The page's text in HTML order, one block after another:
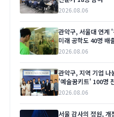
2026.08.06
관악구, 서울대 연계
미래 공학도 40명 배
2026.08.06
관악구, 지역 기업
'예술꿈키트' 100명
2026.08.06
서울 감사의 정원, 개